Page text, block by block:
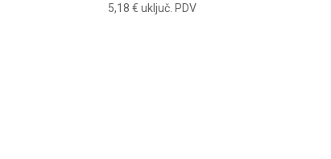
5,18€ uključ. PDV